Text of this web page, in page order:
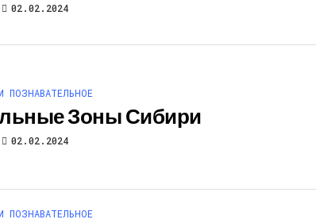
02.02.2024
ПОЗНАВАТЕЛЬНОЕ
Зоны Сибири
02.02.2024
ПОЗНАВАТЕЛЬНОЕ